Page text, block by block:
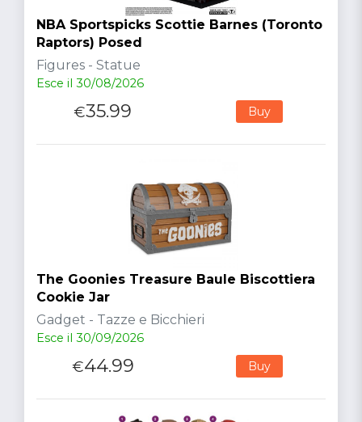
NBA Sportspicks Scottie Barnes (Toronto
Raptors) Posed
Figures - Statue
Esce il 30/08/2026
€35.99 Buy
The Goonies Treasure Baule Biscottiera
Cookie Jar
Gadget - Tazze e Bicchieri
Esce il 30/09/2026
€44.99 Buy